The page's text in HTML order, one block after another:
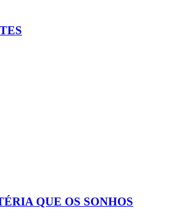
QUE OS SONHOS